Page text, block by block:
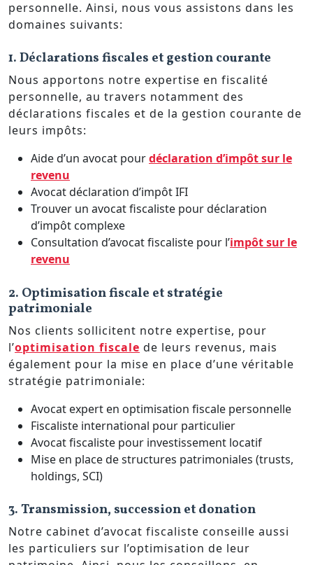
personnelle. Ainsi, nous vous assistons dans les
domaines suivants:
1. Déclarations fiscales et gestion courante
Nous apportons notre expertise en fiscalité
personnelle, au travers notamment des
déclarations fiscales et de la gestion courante de
leurs impôts:
Aide d’un avocat pourdéclaration d’impôt sur le
revenu
Avocat déclaration d’impôt IFI
Trouver un avocat fiscaliste pour déclaration
d’impôt complexe
Consultation d’avocat fiscaliste pour l’impôt sur le
revenu
2. Optimisation fiscale et stratégie
patrimoniale
Nos clients sollicitent notre expertise, pour
l’optimisation fiscale de leurs revenus, mais
également pour la mise en place d’une véritable
stratégie patrimoniale:
Avocat expert en optimisation fiscale personnelle
Fiscaliste international pour particulier
Avocat fiscaliste pour investissement locatif
Mise en place de structures patrimoniales (trusts,
holdings, SCI)
3. Transmission, succession et donation
Notre cabinet d’avocat fiscaliste conseille aussi
les particuliers sur l’optimisation de leur